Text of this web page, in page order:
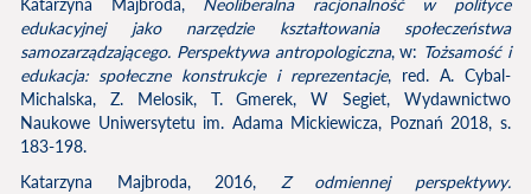
Katarzyna Majbroda, Neoliberalna racjonalność w polityce
edukacyjnej jako narzędzie kształtowania społeczeństwa
samozarządzającego. Perspektywa antropologiczna, w: Tożsamość i
edukacja: społeczne konstrukcje i reprezentacje, red. A. Cybal-
Michalska, Z. Melosik, T. Gmerek, W Segiet, Wydawnictwo
Naukowe Uniwersytetu im. Adama Mickiewicza, Poznań 2018, s.
183-198.
Katarzyna Majbroda, 2016, Z odmiennej perspektywy.